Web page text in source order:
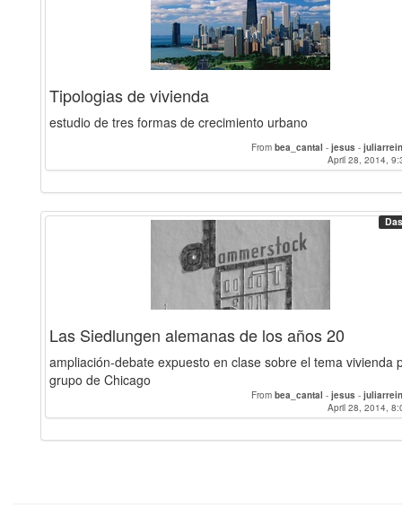
Tipologias de vivienda
estudio de tres formas de crecimiento urbano
From bea_cantal - jesus -
April 28, 2014,
Las Siedlungen alemanas de los años 20
ampliación-debate expuesto en clase sobre el tema vivienda
grupo de Chicago
From bea_cantal - jesus -
April 28, 2014,